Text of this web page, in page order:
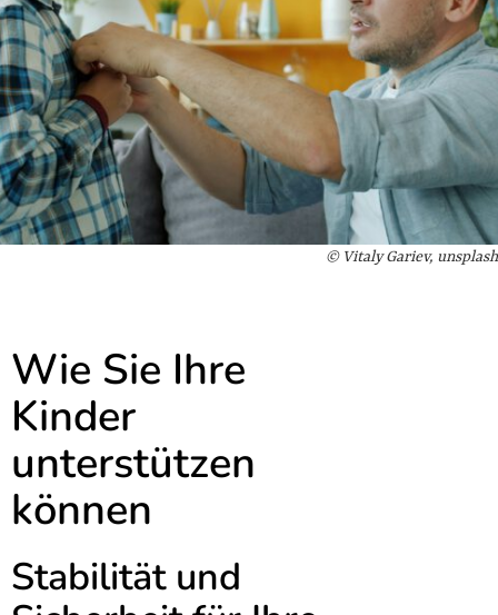
© Vitaly Gariev, unsplash
Wie Sie Ihre
Kinder
unterstützen
können
Stabilität und